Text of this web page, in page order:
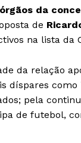
da
de
na lista da
da relação
díspares como
pela
de futebol,